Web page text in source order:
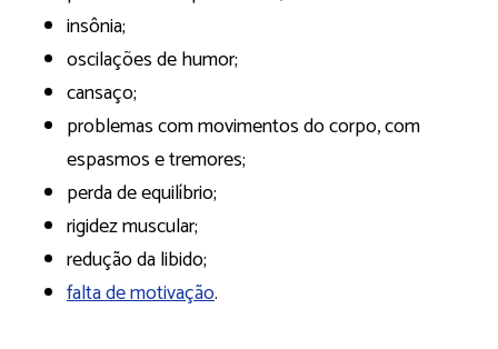
insônia;
oscilações de humor;
cansaço;
problemas com movimentos do corpo, com
espasmos e tremores;
perda de equilíbrio;
rigidez muscular;
redução da libido;
falta de motivação.